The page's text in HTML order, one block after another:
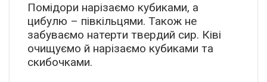
Помідори нарізаємо кубиками, а
цибулю – півкільцями. Також не
забуваємо натерти твердий сир. Ківі
очищуємо й нарізаємо кубиками та
скибочками.